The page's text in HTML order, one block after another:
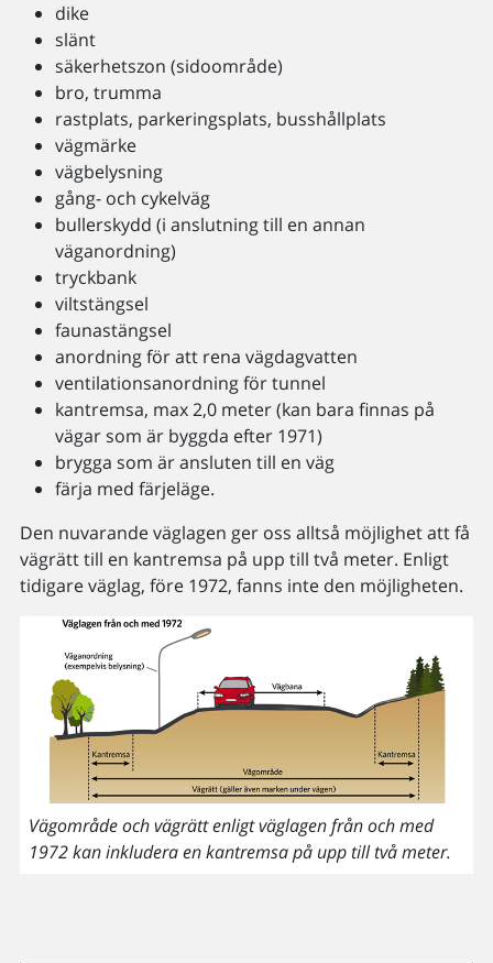
dike
slänt
säkerhetszon (sidoområde)
bro, trumma
rastplats, parkeringsplats, busshållplats
vägmärke
vägbelysning
gång- och cykelväg
bullerskydd (i anslutning till en annan
väganordning)
tryckbank
viltstängsel
faunastängsel
anordning för att rena vägdagvatten
ventilationsanordning för tunnel
kantremsa, max 2,0 meter (kan bara finnas på
vägar som är byggda efter 1971)
brygga som är ansluten till en väg
färja med färjeläge.
Den nuvarande väglagen ger oss alltså möjlighet att få
vägrätt till en kantremsa på upp till två meter. Enligt
tidigare väglag, före 1972, fanns inte den möjligheten.
Vägområde och vägrätt enligt väglagen från och med
1972 kan inkludera en kantremsa på upp till två meter.